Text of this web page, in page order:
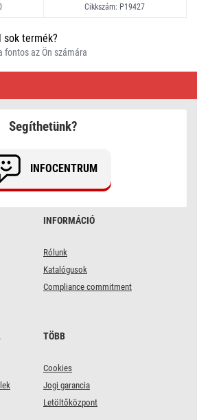
Cikkszám: P19427
sok termék?
fontos az Ön számára
INFORMÁCIÓ
Rólunk
Katalógusok
Compliance commitment
TÖBB
Cookies
Jogi garancia
Letöltőközpont
Segíthetünk?
INFOCENTRUM